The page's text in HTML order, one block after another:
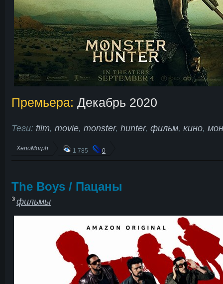
Премьера: Декабрь 2020
Теги: film, movie, monster, hunter, фильм, кино,
XenoMorph 1 785 0
The Boys / Пацаны
фильмы